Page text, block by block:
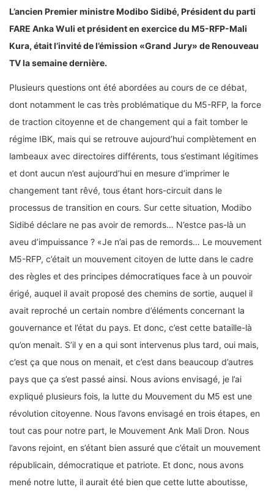
L’ancien Premier ministre Modibo Sidibé, Président du parti
FARE Anka Wuli et président en exercice du M5-RFP-Mali
Kura, était l’invité de l’émission «Grand Jury» de Renouveau
TV la semaine dernière.
Plusieurs questions ont été abordées au cours de ce débat,
dont notamment le cas très problématique du M5-RFP, la force
de traction citoyenne et de changement qui a fait tomber le
régime IBK, mais qui se retrouve aujourd’hui complètement en
lambeaux avec directoires différents, tous s’estimant légitimes
et dont aucun n’est aujourd’hui en mesure d’imprimer le
changement tant rêvé, tous étant hors-circuit dans le
processus de transition en cours. Sur cette situation, Modibo
Sidibé déclare ne pas avoir de remords… N’estce pas-là un
aveu d’impuissance ? «Je n’ai pas de remords… Le mouvement
M5-RFP, c’était un mouvement citoyen de lutte dans le cadre
des règles et des principes démocratiques face à un pouvoir
érigé, auquel il avait proposé des chemins de sortie, auquel il
avait reproché un certain nombre d’éléments concernant la
gouvernance et l’état du pays. Et donc, c’est cette bataille-là
qu’on menait. S’il y en a qui sont intervenus plus tard, oui mais,
c’est ça que nous on menait, et c’est dans beaucoup d’autres
pays que ça s’est passé ainsi. Nous avions envisagé, je l’ai
expliqué plusieurs fois, la lutte du Mouvement du M5 est une
révolution citoyenne. Nous l’avons envisagé en trois étapes, en
tout cas pour notre part, le Mouvement Ank Mali Dron. Nous
l’avons rejoint, en s’étant bien assuré que c’était un mouvement
républicain, démocratique et patriote. Et donc, nous avons
mené notre lutte, il aurait été bien que cette lutte aboutisse,